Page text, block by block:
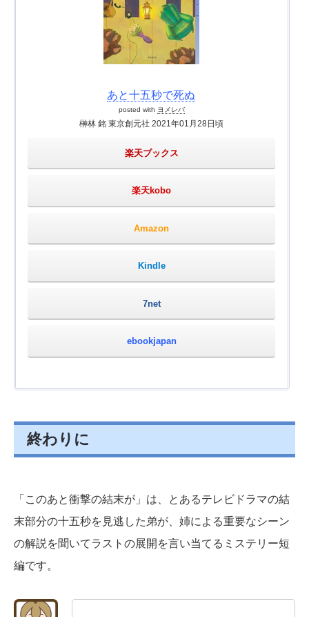
あと十五秒で死ぬ
posted with ヨメレバ
榊林 銘 東京創元社 2021年01月28日頃
楽天ブックス
楽天kobo
Amazon
Kindle
7net
ebookjapan
終わりに
「このあと衝撃の結末が」は、とあるテレビドラマの結
末部分の十五秒を見逃した弟が、姉による重要なシーン
の解説を聞いてラストの展開を言い当てるミステリー短
編です。